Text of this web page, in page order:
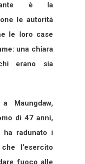
è la
le autorità
le loro case
una chiara
erano sia
Maungdaw,
di 47 anni,
ha radunato i
l’esercito